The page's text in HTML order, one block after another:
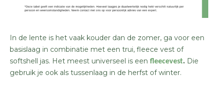
In de lente is het vaak kouder dan de zomer, ga voor een
basislaag in combinatie met een trui, fleece vest of
softshell jas. Het meest universeel is een fleecevest. Die
gebruik je ook als tussenlaag in de herfst of winter.